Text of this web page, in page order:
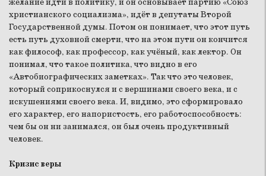
желание идти в политику, и он основывает партию «Союз
христианского социализма», идёт в депутаты Второй
Государственной думы. Потом он понимает, что этот путь
есть путь духовной смерти, что на этом пути он кончится
как философ, как профессор, как учёный, как лектор. Он
понимал, что такое политика, что видно в его
«Автобиографических заметках». Так что это человек,
который соприкоснулся и с вершинами своего века, и с
искушениями своего века. И, видимо, это сформировало
его характер, его напористость, его работоспособность:
чем бы он ни занимался, он был очень продуктивный
человек.
Кризис веры